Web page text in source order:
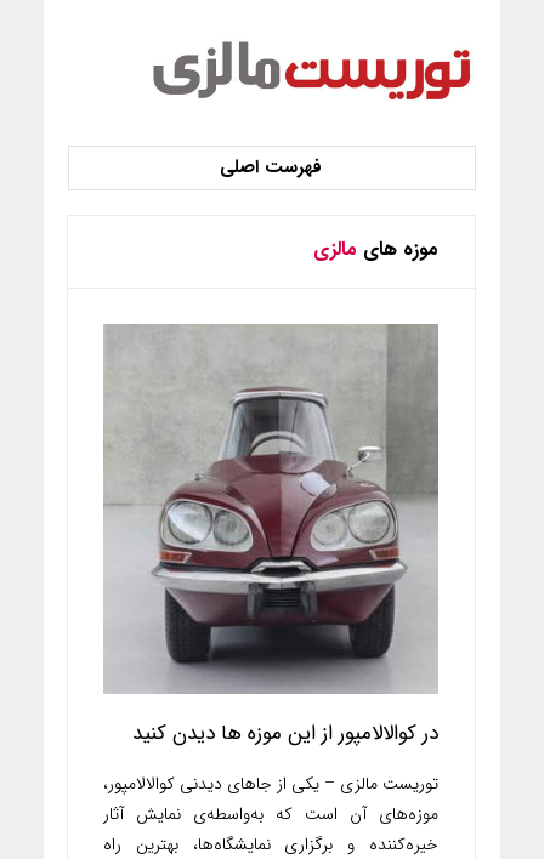
موزه های مالزی
در کوالالامپور از این موزه ها دیدن کنید
توریست مالزی – یکی از جاهای دیدنی کوالالامپور،
موزه‌های آن است که به‌واسطه‌ی نمایش آثار
خیره‌کننده و برگزاری نمایشگاه‌ها، بهترین راه